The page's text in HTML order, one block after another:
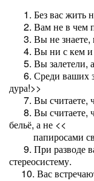
1. Без вас жить
2. Вам не в чем
3. Вы не знаете,
4. Вы ни с кем и
5. Вы залетели,
6. Среди ваших
дура!>>
7. Вы считаете,
8. Вы считаете,
бельё, а не <<
папиросами
9. При разводе
стереосистему.
10. Вас